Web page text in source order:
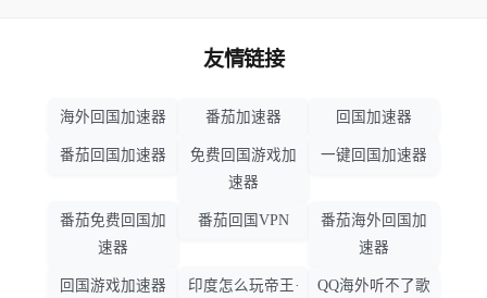
友情链接
海外回国加速器 番茄加速器 回国加速器
番茄回国加速器
免费回国游戏加
速器
一键回国加速器
番茄免费回国加
速器
番茄回国VPN
番茄海外回国加
速器
回国游戏加速器 印度怎么玩帝王· QQ海外听不了歌